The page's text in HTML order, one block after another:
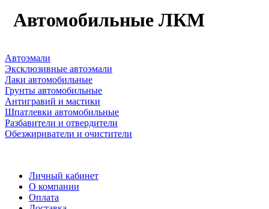
Автомобильные ЛКМ
Автоэмали
Эксклюзивные автоэмали
Лаки автомобильные
Грунты автомобильные
Антигравий и мастики
Шпатлевки автомобильные
Разбавители и отвердители
Обезжириватели и очистители
Личный кабинет
О компании
Оплата